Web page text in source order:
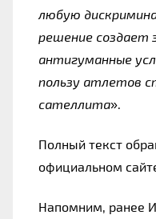
любую
решение создает
антигуманные
пользу атлетов
сателлита».
Полный текст
официальном
Напомним, ранее